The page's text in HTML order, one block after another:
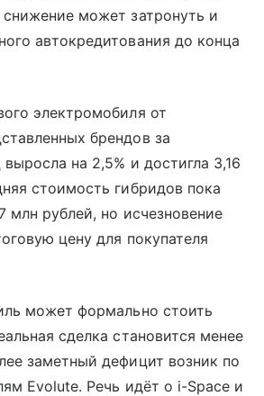
может затронуть и
автокредитования до конца
электромобиля от
брендов за
на 2,5% и достигла 3,16
стоимость гибридов пока
млн рублей, но исчезновение
цену для покупателя
может формально стоить
сделка становится менее
заметный дефицит возник по
Evolute. Речь идёт о i-Space и